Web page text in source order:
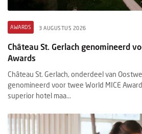
AWARDS 3 AUGUSTUS 2026
Château St. Gerlach genomineerd
Awards
Château St. Gerlach, onderdeel van
genomineerd voor twee World MICE
superior hotel maa...